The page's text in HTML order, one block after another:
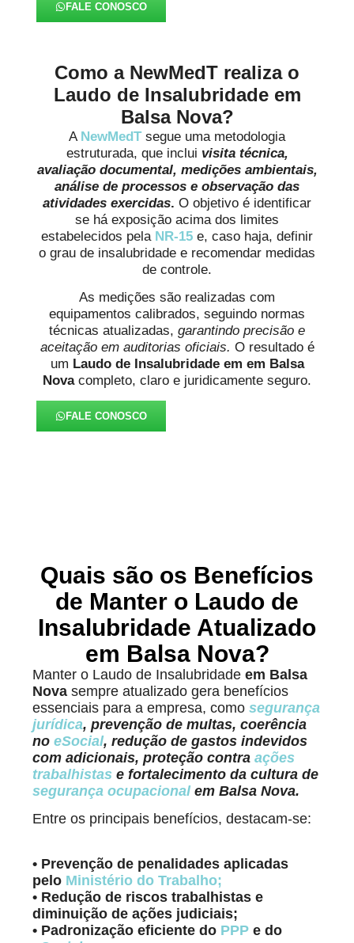
FALE CONOSCO
Como a NewMedT realiza o
Laudo de Insalubridade em
Balsa Nova?
A NewMedT segue uma metodologia
estruturada, que inclui visita técnica,
avaliação documental, medições ambientais,
análise de processos e observação das
atividades exercidas. O objetivo é identificar
se há exposição acima dos limites
estabelecidos pela NR-15 e, caso haja, definir
o grau de insalubridade e recomendar medidas
de controle.
As medições são realizadas com
equipamentos calibrados, seguindo normas
técnicas atualizadas, garantindo precisão e
aceitação em auditorias oficiais. O resultado é
um Laudo de Insalubridade em em Balsa
Novacompleto, claro e juridicamente seguro.
FALE CONOSCO
Quais são os Benefícios
de Manter o Laudo de
Insalubridade Atualizado
em Balsa Nova?
Manter o Laudo de Insalubridadeem Balsa
Nova sempre atualizado gera benefícios
essenciais para a empresa, comosegurança
jurídica, prevenção de multas, coerência
noeSocial, redução de gastos indevidos
com adicionais, proteção contraações
trabalhistas e fortalecimento da cultura de
segurança ocupacionalem Balsa Nova.
Entre os principais benefícios, destacam-se:
• Prevenção de penalidades aplicadas
pelo Ministério do Trabalho;
• Redução de riscos trabalhistas e
diminuição de ações judiciais;
• Padronização eficiente do PPP e do